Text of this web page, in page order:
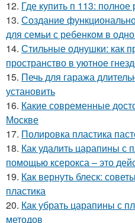
12. Где купить п 113:
13. Создание
для семьи с ребенком в
14. Стильные однушки: как
пространство в уютное
15. Печь для гаража
установить
16. Какие современные
Москве
17. Полировка пластика
18. Как удалить царапины с
помощью ксерокса – это
19. Как вернуть блеск:
пластика
20. Как убрать царапины с
методов